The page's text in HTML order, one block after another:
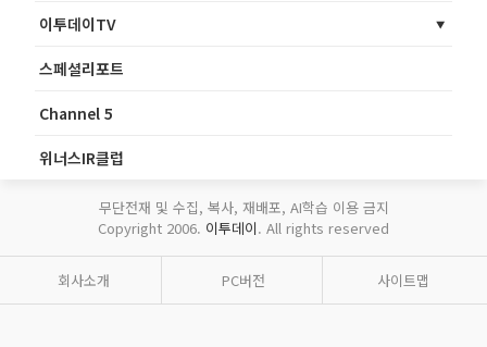
이투데이TV
스페셜리포트
Channel 5
위너스IR클럽
무단전재 및 수집, 복사, 재배포, AI학습 이용 금지
Copyright 2006. 이투데이. All rights reserved
회사소개 PC버전 사이트맵